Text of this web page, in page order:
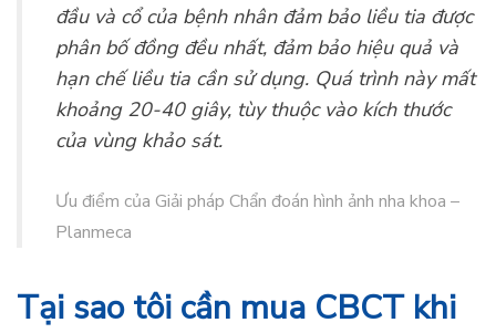
đầu và cổ của bệnh nhân đảm bảo liều tia được
phân bố đồng đều nhất, đảm bảo hiệu quả và
hạn chế liều tia cần sử dụng. Quá trình này mất
khoảng 20-40 giây, tùy thuộc vào kích thước
của vùng khảo sát.
Ưu điểm của Giải pháp Chẩn đoán hình ảnh nha khoa –
Planmeca
Tại sao tôi cần mua CBCT khi